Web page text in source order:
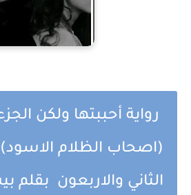
رواية أحببتها ولكن
(اصحاب الظلام
الثاني والاربعون بقلم